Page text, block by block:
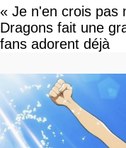
« Je n'en crois pas
Dragons fait une
fans adorent déjà